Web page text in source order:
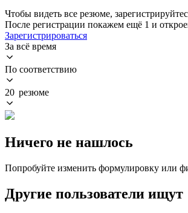
Чтобы видеть все резюме,
После регистрации покажем ещё 1 и
Зарегистрироваться
За всё время
По соответствию
20 резюме
Ничего не нашлось
Попробуйте изменить формулировку или
Другие пользователи ищут